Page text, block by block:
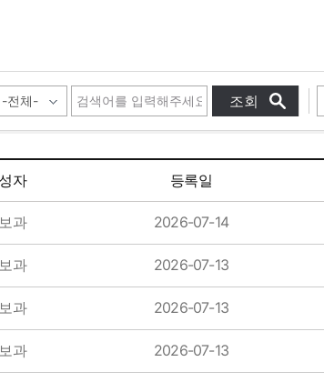
자 등록일
과 2026-07-14
과 2026-07-13
과 2026-07-13
과 2026-07-13